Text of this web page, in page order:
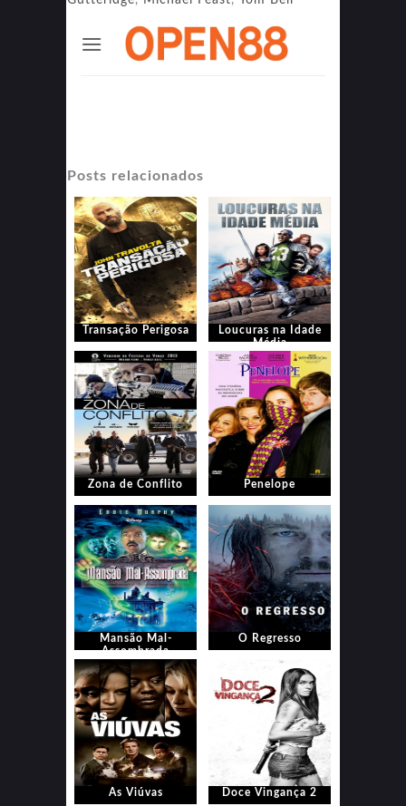
Posts relacionados
Transação Perigosa
Loucuras na Idade
Média
Zona de Conflito Penelope
Mansão Mal-
Assombrada
O Regresso
As Viúvas Doce Vingança 2